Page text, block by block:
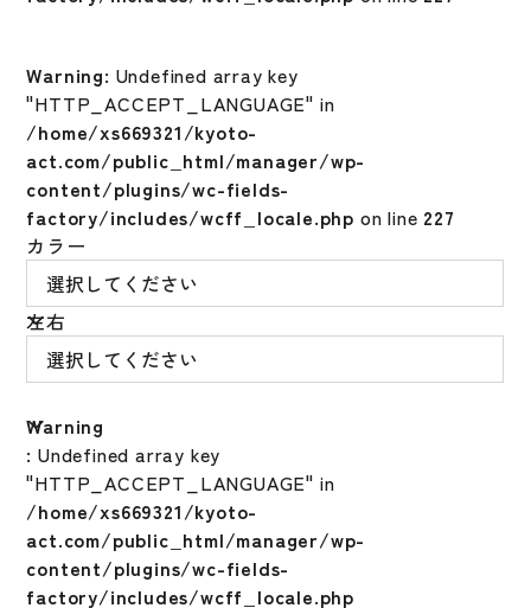
Warning: Undefined array key
"HTTP_ACCEPT_LANGUAGE" in
/home/xs669321/kyoto-
act.com/public_html/manager/wp-
content/plugins/wc-fields-
factory/includes/wcff_locale.php on line 227
カラー
左右
Warning
: Undefined array key
"HTTP_ACCEPT_LANGUAGE" in
/home/xs669321/kyoto-
act.com/public_html/manager/wp-
content/plugins/wc-fields-
factory/includes/wcff_locale.php